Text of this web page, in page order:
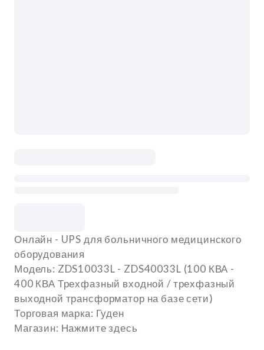
Онлайн - UPS для больничного медицинского
оборудования
Модель: ZDS10033L - ZDS40033L (100 КВА -
400 КВА Трехфазный входной / трехфазный
выходной трансформатор на базе сети)
Торговая марка: Гуден
Магазин: Нажмите здесь